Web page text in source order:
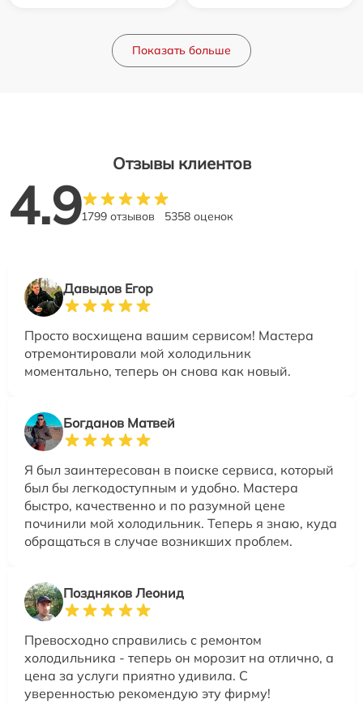
Показать больше
Отзывы клиентов
4.91799 отзывов 5358 оценок
Давыдов Егор
Просто восхищена вашим сервисом! Мастера
отремонтировали мой холодильник
моментально, теперь он снова как новый.
Богданов Матвей
Я был заинтересован в поиске сервиса, который
был бы легкодоступным и удобно. Мастера
быстро, качественно и по разумной цене
починили мой холодильник. Теперь я знаю, куда
обращаться в случае возникших проблем.
Поздняков Леонид
Превосходно справились с ремонтом
холодильника - теперь он морозит на отлично, а
цена за услуги приятно удивила. С
уверенностью рекомендую эту фирму!